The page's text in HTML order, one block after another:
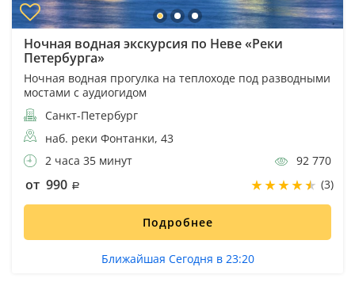
Ночная водная экскурсия по Неве «Реки
Петербурга»
Ночная водная прогулка на теплоходе под разводными
мостами с аудиогидом
Санкт-Петербург
наб. реки Фонтанки, 43
2 часа 35 минут
92 770
от 990 (3)
Подробнее
Ближайшая Сегодня в 23:20